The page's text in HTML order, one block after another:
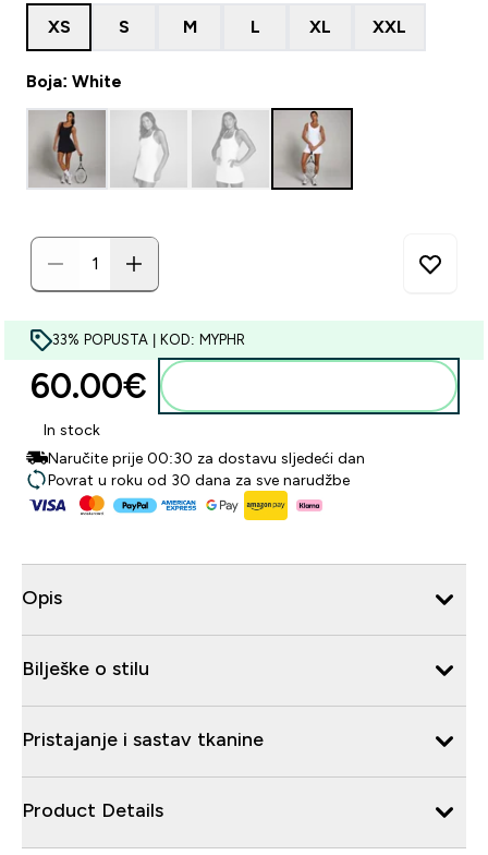
XS S M L XL XXL
Boja: White
33% POPUSTA | KOD: MYPHR
60.00€‎
In stock
Naručite prije 00:30 za dostavu sljedeći dan
Povrat u roku od 30 dana za sve narudžbe
Opis
Bilješke o stilu
Pristajanje i sastav tkanine
Product Details